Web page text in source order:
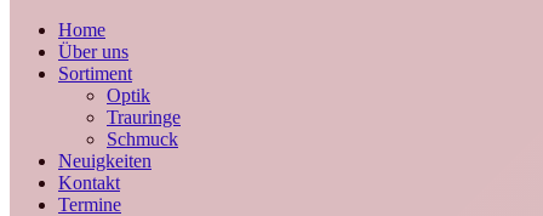
Home
Über uns
Sortiment
Optik
Trauringe
Schmuck
Neuigkeiten
Kontakt
Termine